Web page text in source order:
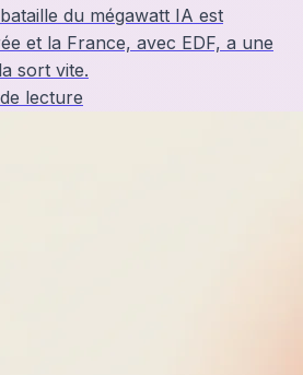
du mégawatt IA est
et la France, avec EDF, a une
sort vite.
lecture